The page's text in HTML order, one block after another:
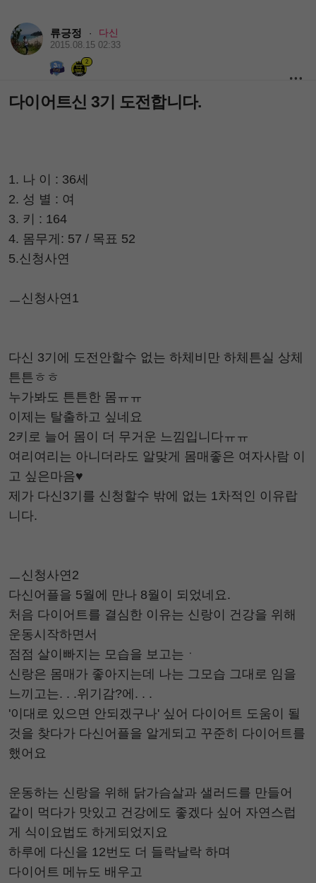
류긍정 · 다신
2015.08.15 02:33
2
다이어트신 3기 도전합니다.
1. 나 이 : 36세
2. 성 별 : 여
3. 키 : 164
4. 몸무게: 57 / 목표 52
5.신청사연
ㅡ신청사연1
다신 3기에 도전안할수 없는 하체비만 하체튼실 상체
튼튼ㅎㅎ
누가봐도 튼튼한 몸ㅠㅠ
이제는 탈출하고 싶네요
2키로 늘어 몸이 더 무거운 느낌입니다ㅠㅠ
여리여리는 아니더라도 알맞게 몸매좋은 여자사람 이
고 싶은마음♥
제가 다신3기를 신청할수 밖에 없는 1차적인 이유랍
니다.
ㅡ신청사연2
다신어플을 5월에 만나 8월이 되었네요.
처음 다이어트를 결심한 이유는 신랑이 건강을 위해
운동시작하면서
점점 살이빠지는 모습을 보고는ㆍ
신랑은 몸매가 좋아지는데 나는 그모습 그대로 임을
느끼고는. . .위기감?에. . .
'이대로 있으면 안되겠구나' 싶어 다이어트 도움이 될
것을 찾다가 다신어플을 알게되고 꾸준히 다이어트를
했어요
운동하는 신랑을 위해 닭가슴살과 샐러드를 만들어
같이 먹다가 맛있고 건강에도 좋겠다 싶어 자연스럽
게 식이요법도 하게되었지요
하루에 다신을 12번도 더 들락날락 하며
다이어트 메뉴도 배우고